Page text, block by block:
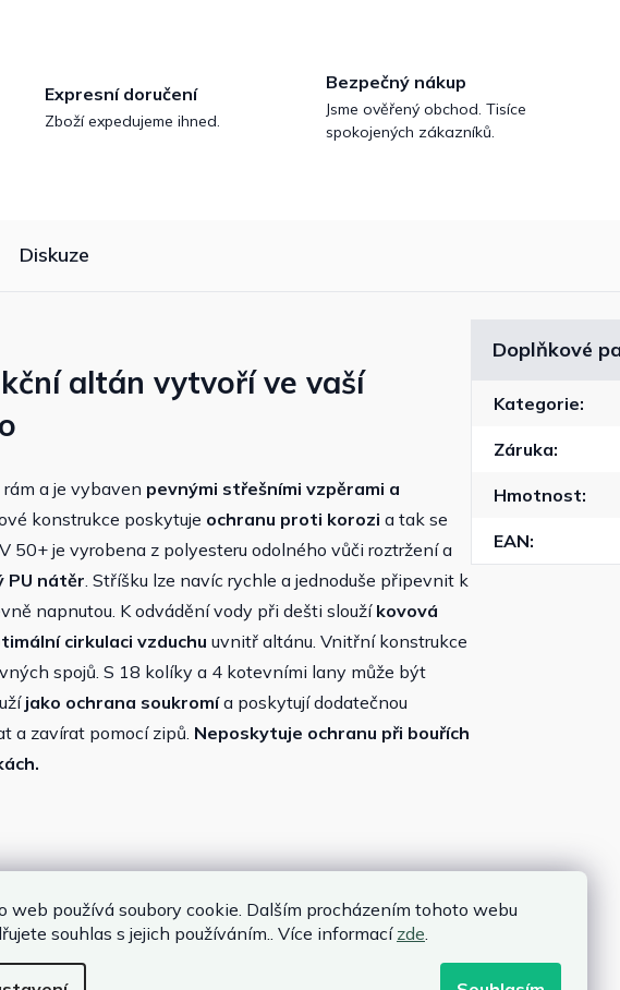
web používá soubory cookie. Dalším procházením tohoto webu
souhlas s jejich používáním.. Více informací zde
Expresní doručení
Zboží expedujeme ihned.
Bezpečný nákup
Jsme ověřený obchod. Tisíce
spokojených zákazníků.
Diskuze
altán vytvoří ve vaší
a je vybaven pevnými střešními vzpěrami a
konstrukce poskytuje ochranu proti korozi a tak se
50+ je vyrobena z polyesteru odolného vůči roztržení a
PU nátěr. Stříšku lze navíc rychle a jednoduše připevnit k
napnutou. K odvádění vody při dešti slouží kovová
cirkulaci vzduchu uvnitř altánu. Vnitřní konstrukce
spojů. S 18 kolíky a 4 kotevními lany může být
jako ochrana soukromía poskytují dodatečnou
a zavírat pomocí zipů. Neposkytuje ochranu při bouřích
Doplňkové
Kategorie:
Záruka:
Hmotnost:
EAN: